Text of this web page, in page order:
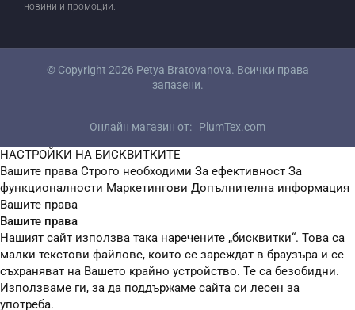
новини и промоции.
© Copyright 2026 Petya Bratovanova. Всички права
запазени.
Онлайн магазин от: PlumTex.com
НАСТРОЙКИ НА БИСКВИТКИТЕ
Вашите права Строго необходими За ефективност За
функционалности Маркетингови Допълнителна информация
Вашите права
Вашите права
Нашият сайт използва така наречените „бисквитки“. Това са
малки текстови файлове, които се зареждат в браузъра и се
съхраняват на Вашето крайно устройство. Те са безобидни.
Използваме ги, за да поддържаме сайта си лесен за
употреба.